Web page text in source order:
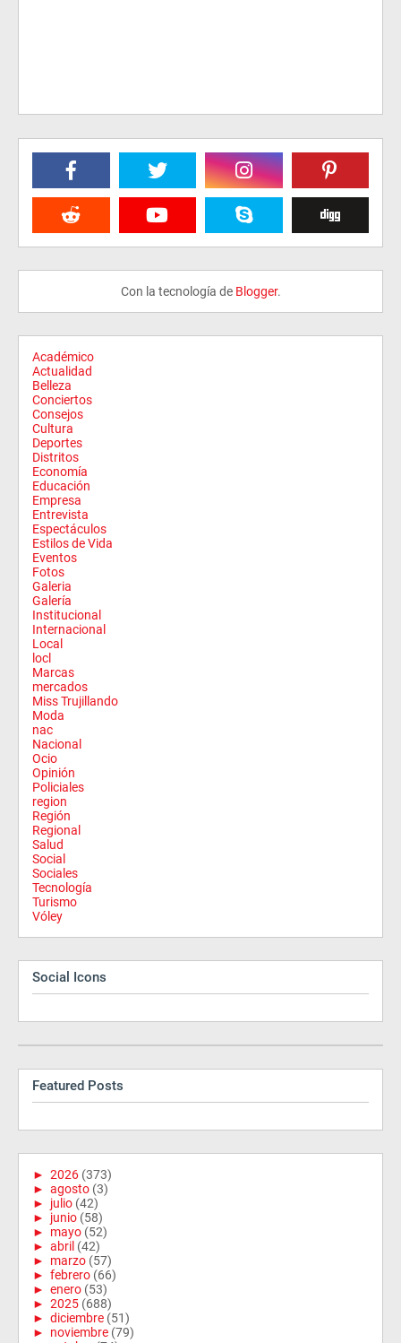
Con la tecnología de Blogger.
Académico
Actualidad
Belleza
Conciertos
Consejos
Cultura
Deportes
Distritos
Economía
Educación
Empresa
Entrevista
Espectáculos
Estilos de Vida
Eventos
Fotos
Galeria
Galería
Institucional
Internacional
Local
locl
Marcas
mercados
Miss Trujillando
Moda
nac
Nacional
Ocio
Opinión
Policiales
region
Región
Regional
Salud
Social
Sociales
Tecnología
Turismo
Vóley
Social Icons
Featured Posts
► 2026 (373)
► agosto (3)
► julio (42)
► junio (58)
► mayo (52)
► abril (42)
► marzo (57)
► febrero (66)
► enero (53)
► 2025 (688)
► diciembre (51)
► noviembre (79)